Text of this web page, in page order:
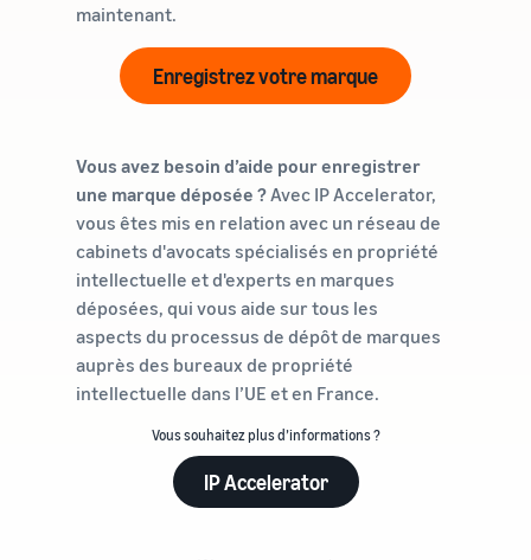
maintenant.
Enregistrez votre marque
Vous avez besoin d’aide pour enregistrer
une marque déposée ?Avec IP Accelerator,
vous êtes mis en relation avec un réseau de
cabinets d'avocats spécialisés en propriété
intellectuelle et d'experts en marques
déposées, qui vous aide sur tous les
aspects du processus de dépôt de marques
auprès des bureaux de propriété
intellectuelle dans l’UE et en France.
Vous souhaitez plus d’informations ?
IP Accelerator